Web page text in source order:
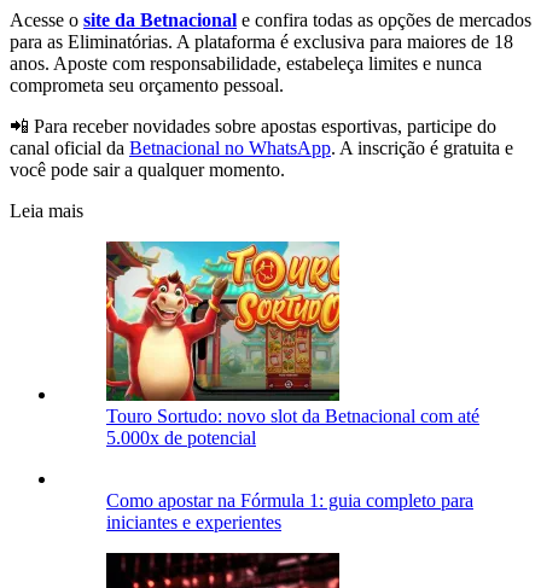
Acesse o site da Betnacional e confira todas as opções de mercados
para as Eliminatórias. A plataforma é exclusiva para maiores de 18
anos. Aposte com responsabilidade, estabeleça limites e nunca
comprometa seu orçamento pessoal.
📲 Para receber novidades sobre apostas esportivas, participe do
canal oficial da Betnacional no WhatsApp. A inscrição é gratuita e
você pode sair a qualquer momento.
Leia mais
Touro Sortudo: novo slot da Betnacional com até
5.000x de potencial
Como apostar na Fórmula 1: guia completo para
iniciantes e experientes